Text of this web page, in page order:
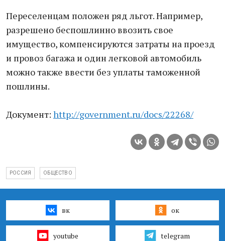
Переселенцам положен ряд льгот. Например,
разрешено беспошлинно ввозить свое
имущество, компенсируются затраты на проезд
и провоз багажа и один легковой автомобиль
можно также ввести без уплаты таможенной
пошлины.
Документ: http://government.ru/docs/22268/
РОССИЯ ОБЩЕСТВО
вк ок
youtube telegram